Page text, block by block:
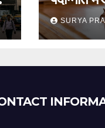
का स्थगन
SURYA